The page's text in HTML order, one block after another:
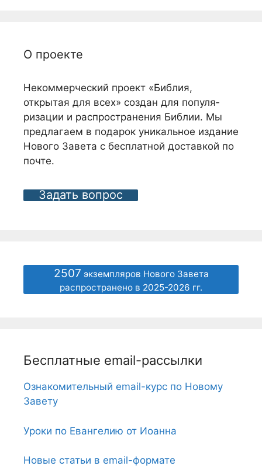
О проекте
Некоммерческий проект «Библия,
открытая для всех» создан для популя­
ризации и распро­странения Библии. Мы
предлагаем в подарок уникальное издание
Нового Завета с бес­платной доставкой по
почте.
Задать вопрос
2507 экземпляров Нового Завета
распространено в 2025-2026 гг.
Бесплатные email-рассылки
Ознакомительный email-курс по Новому
Завету
Уроки по Евангелию от Иоанна
Новые статьи в email-формате